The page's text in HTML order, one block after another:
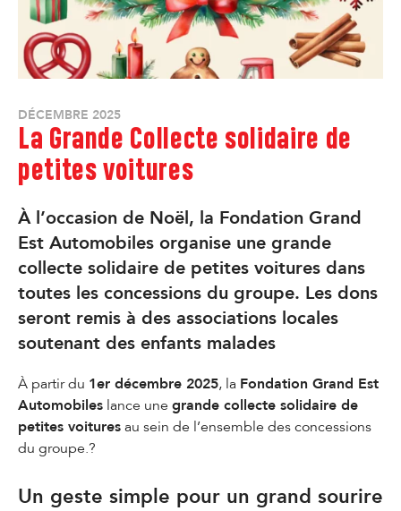
DÉCEMBRE 2025
La Grande Collecte solidaire de
petites voitures
À l’occasion de Noël, la Fondation Grand
Est Automobiles organise une grande
collecte solidaire de petites voitures dans
toutes les concessions du groupe. Les dons
seront remis à des associations locales
soutenant des enfants malades
À partir du 1er décembre 2025, la Fondation Grand Est
Automobiles lance une grande collecte solidaire de
petites voitures au sein de l’ensemble des concessions
du groupe.?
Un geste simple pour un grand sourire